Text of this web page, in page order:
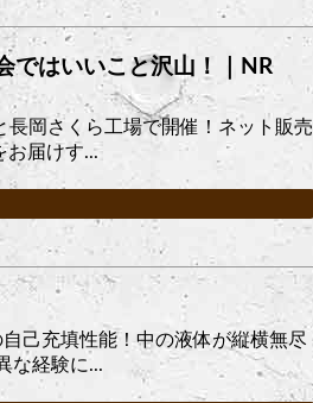
ではいいこと沢山！｜NR
岡さくら工場で開催！ネット販売
お届けす...
己充填性能！中の液体が縦横無尽
な経験に...